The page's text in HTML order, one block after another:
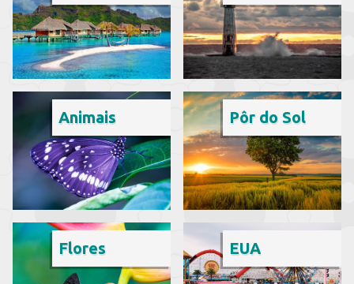
Animais Pôr do Sol
Flores EUA